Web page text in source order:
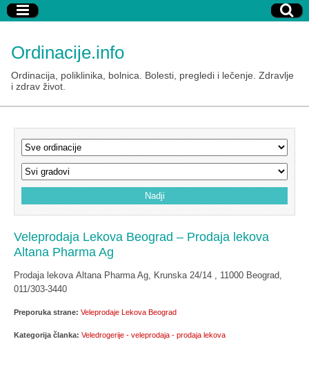
Ordinacije.info
Ordinacija, poliklinika, bolnica. Bolesti, pregledi i lečenje. Zdravlje
i zdrav život.
Veleprodaja Lekova Beograd – Prodaja lekova
Altana Pharma Ag
Prodaja lekova Altana Pharma Ag, Krunska 24/14 , 11000 Beograd,
011/303-3440
Preporuka strane: Veleprodaje Lekova Beograd
Kategorija članka: Veledrogerije - veleprodaja - prodaja lekova